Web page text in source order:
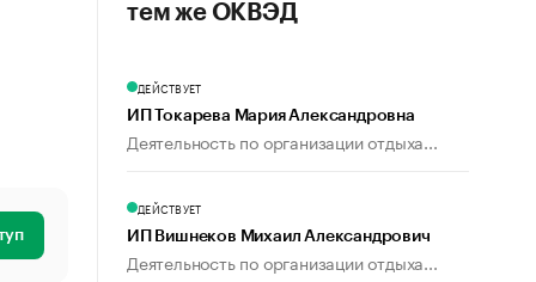
тем же ОКВЭД
ДЕЙСТВУЕТ
ИП Токарева Мария Александровна
Деятельность по организации отдыха...
ДЕЙСТВУЕТ
ИП Вишнеков Михаил Александрович
Деятельность по организации отдыха...